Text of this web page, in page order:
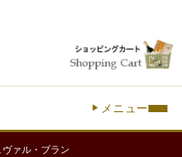
メニュー
ァル・ブラン